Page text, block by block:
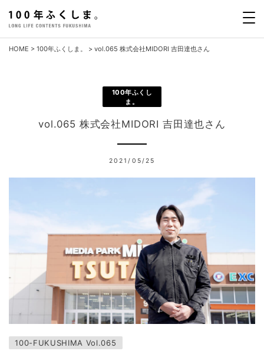
content
HOME > 100年ふくしま。 > vol.065 株式会社MIDORI 吉田達也さん
100年ふくし
ま。
vol.065 株式会社MIDORI 吉田達也さん
2021/05/25
100-FUKUSHIMA Vol.065